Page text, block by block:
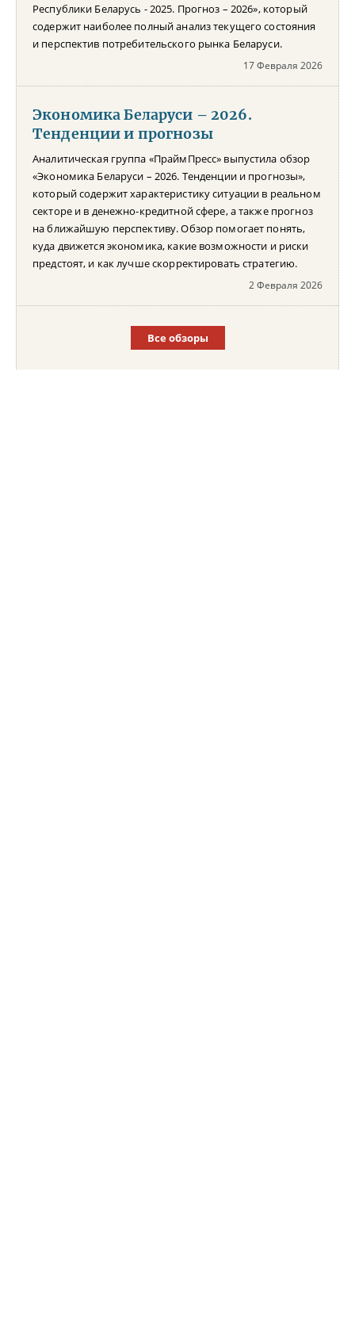
Республики Беларусь - 2025. Прогноз – 2026», который
содержит наиболее полный анализ текущего состояния
и перспектив потребительского рынка Беларуси.
17 Февраля 2026
Экономика Беларуси – 2026.
Тенденции и прогнозы
Аналитическая группа «ПраймПресс» выпустила обзор
«Экономика Беларуси – 2026. Тенденции и прогнозы»,
который содержит характеристику ситуации в реальном
секторе и в денежно-кредитной сфере, а также прогноз
на ближайшую перспективу. Обзор помогает понять,
куда движется экономика, какие возможности и риски
предстоят, и как лучше скорректировать стратегию.
2 Февраля 2026
Все обзоры